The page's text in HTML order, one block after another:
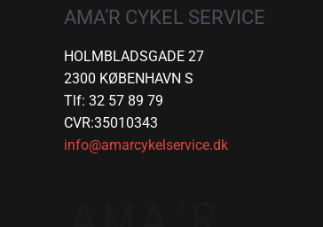
AMA’R CYKEL SERVICE
HOLMBLADSGADE 27
2300 KØBENHAVN S
Tlf: 32 57 89 79
CVR:35010343
info@amarcykelservice.dk